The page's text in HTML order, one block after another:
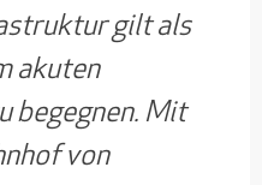
gilt als
akuten
begegnen. Mit
von